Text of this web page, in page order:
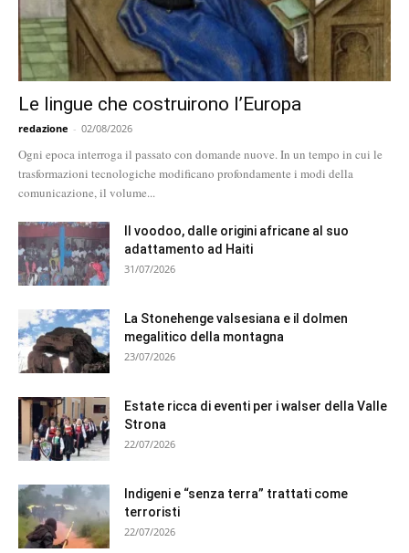
Le lingue che costruirono l’Europa
redazione - 02/08/2026
Ogni epoca interroga il passato con domande nuove. In un tempo in cui le
trasformazioni tecnologiche modificano profondamente i modi della
comunicazione, il volume...
Il voodoo, dalle origini africane al suo
adattamento ad Haiti
31/07/2026
La Stonehenge valsesiana e il dolmen
megalitico della montagna
23/07/2026
Estate ricca di eventi per i walser della Valle
Strona
22/07/2026
Indigeni e “senza terra” trattati come
terroristi
22/07/2026